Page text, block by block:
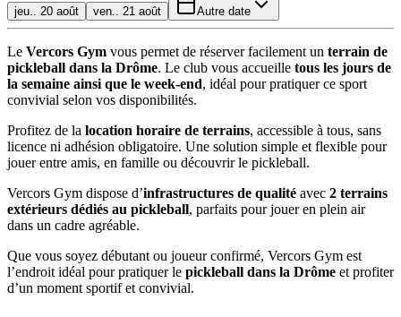
jeu.. 20 août ven.. 21 août Autre date
Le Vercors Gym vous permet de réserver facilement un terrain de
pickleball dans la Drôme. Le club vous accueille tous les jours de
la semaine ainsi que le week-end, idéal pour pratiquer ce sport
convivial selon vos disponibilités.
Profitez de la location horaire de terrains, accessible à tous, sans
licence ni adhésion obligatoire. Une solution simple et flexible pour
jouer entre amis, en famille ou découvrir le pickleball.
Vercors Gym dispose d’infrastructures de qualité avec 2 terrains
extérieurs dédiés au pickleball, parfaits pour jouer en plein air
dans un cadre agréable.
Que vous soyez débutant ou joueur confirmé, Vercors Gym est
l’endroit idéal pour pratiquer le pickleball dans la Drôme et profiter
d’un moment sportif et convivial.